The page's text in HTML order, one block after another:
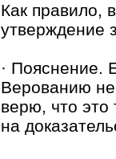
Как правило,
утверждение
· Пояснение.
Верованию не
верю, что это
на